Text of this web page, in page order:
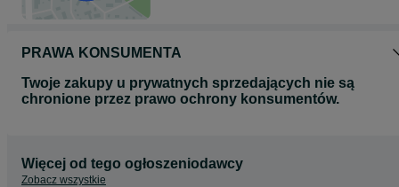
PRAWA KONSUMENTA
Twoje zakupy u prywatnych sprzedających nie są
chronione przez prawo ochrony konsumentów.
Więcej od tego ogłoszeniodawcy
Zobacz wszystkie